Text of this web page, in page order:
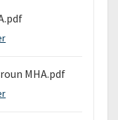
MHA.pdf